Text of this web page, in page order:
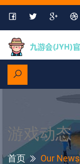
游戏动态
首页 Our News